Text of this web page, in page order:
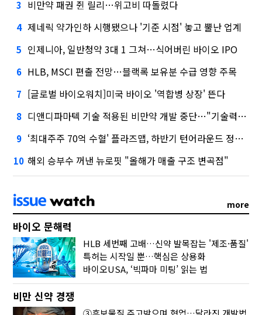
3 비만약 패권 쥔 릴리…위고비 따돌렸다
4 제네릭 약가인하 시행됐으나 '기준 시점' 놓고 뿔난 업계
5 인제니아, 일반청약 3대 1 그쳐…식어버린 바이오 IPO
6 HLB, MSCI 편출 전망…블랙록 보유분 수급 영향 주목
7 [글로벌 바이오워치]미국 바이오 '역합병 상장' 뜬다
8 디앤디파마텍 기술 적용된 비만약 개발 중단…"기술력 문제 아냐"
9 ‘최대주주 70억 수혈' 플라즈맵, 하반기 턴어라운드 정조준
10 해외 승부수 꺼낸 뉴로핏 "올해가 매출 구조 변곡점"
more
바이오 문해력
HLB 세번째 고배…신약 발목잡는 '제조·품질'
특허는 시작일 뿐…핵심은 상용화
바이오USA, ‘빅파마 미팅’ 읽는 법
비만 신약 경쟁